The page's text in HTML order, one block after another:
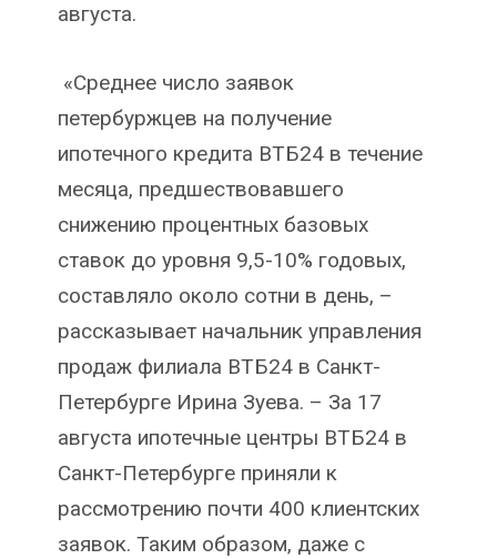
августа.
«Среднее число заявок
петербуржцев на получение
ипотечного кредита ВТБ24 в течение
месяца, предшествовавшего
снижению процентных базовых
ставок до уровня 9,5-10% годовых,
составляло около сотни в день, –
рассказывает начальник управления
продаж филиала ВТБ24 в Санкт-
Петербурге Ирина Зуева. – За 17
августа ипотечные центры ВТБ24 в
Санкт-Петербурге приняли к
рассмотрению почти 400 клиентских
заявок. Таким образом, даже с